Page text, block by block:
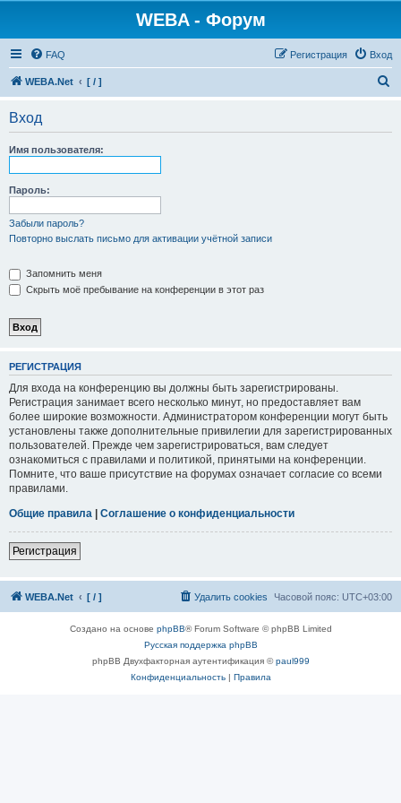
WEBA - Форум
FAQ Вход
Регистрация
WEBA.Net [ / ]
Вход
Имя пользователя:
Пароль:
Забыли пароль?
Повторно выслать письмо для активации учётной записи
Запомнить меня
Скрыть моё пребывание на конференции в этот раз
РЕГИСТРАЦИЯ
Для входа на конференцию вы должны быть зарегистрированы.
Регистрация занимает всего несколько минут, но предоставляет вам
более широкие возможности. Администратором конференции могут быть
установлены также дополнительные привилегии для зарегистрированных
пользователей. Прежде чем зарегистрироваться, вам следует
ознакомиться с правилами и политикой, принятыми на конференции.
Помните, что ваше присутствие на форумах означает согласие со всеми
правилами.
Общие правила | Соглашение о конфиденциальности
Регистрация
WEBA.Net [ / ] Часовой пояс: UTC+03:00
Удалить cookies
Создано на основе phpBB® Forum Software © phpBB Limited
Русская поддержка phpBB
phpBB Двухфакторная аутентификация ©paul999
Конфиденциальность| Правила